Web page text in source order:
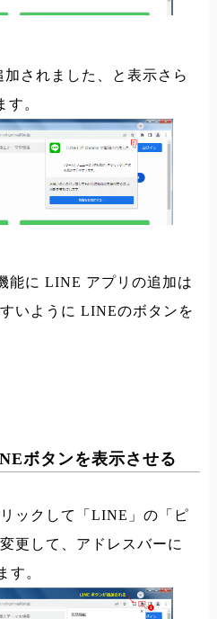
加されました、と表示さら
。
能に LINE アプリの追加は
いように LINEのボタンを
ボタンを表示させる
ックして「LINE」の「ピ
更して、アドレスバーに
す。